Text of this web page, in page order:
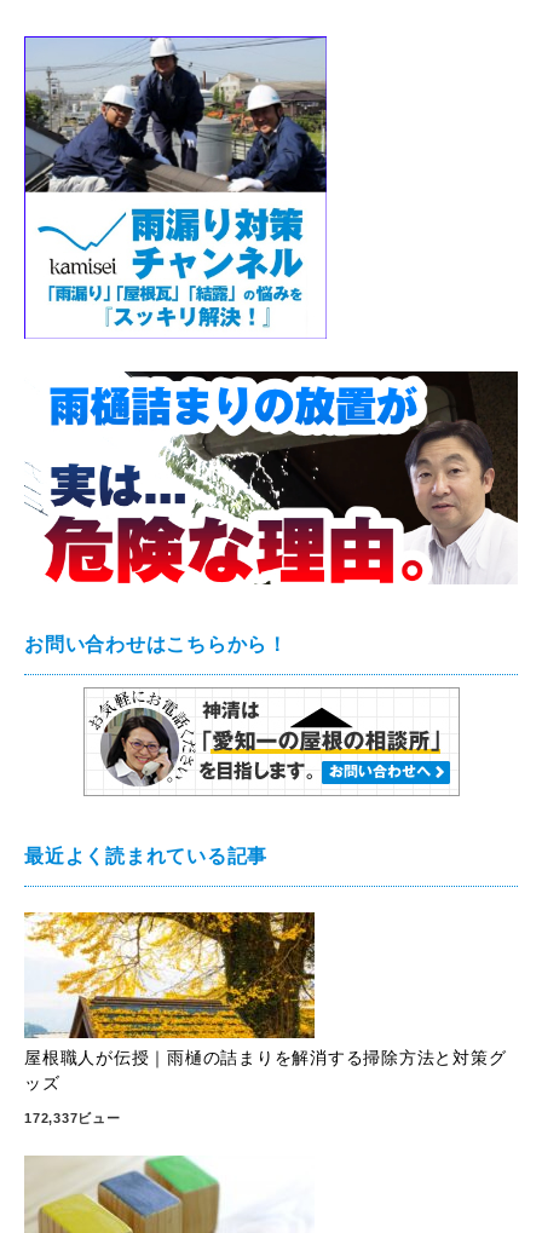
お問い合わせはこちらから！
最近よく読まれている記事
屋根職人が伝授｜雨樋の詰まりを解消する掃除方法と対策グ
ッズ
172,337ビュー